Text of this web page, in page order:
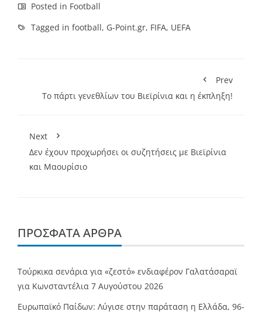
Posted in Football
Tagged in football, G-Point.gr, FIFA, UEFA
Prev
Το πάρτι γενεθλίων του Βιεϊρίνια και η έκπληξη!
Next
Δεν έχουν προχωρήσει οι συζητήσεις με Βιεϊρίνια
και Μαουρίσιο
ΠΡΌΣΦΑΤΑ ΆΡΘΡΑ
Τούρκικα σενάρια για «ζεστό» ενδιαφέρον Γαλατάσαραϊ
για Κωνσταντέλια 7 Αυγούστου 2026
Ευρωπαϊκό Παίδων: Λύγισε στην παράταση η Ελλάδα, 96-